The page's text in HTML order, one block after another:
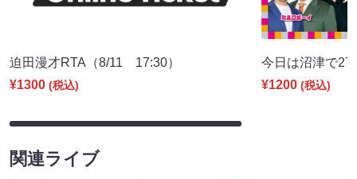
迫田漫才RTA（8/11 17:30）
¥1300 (税込)
今日は沼津で
¥1200 (税込)
関連ライブ